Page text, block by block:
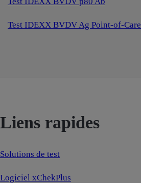
Test IDEXX BVDV Ag Point-of-Care
Liens rapides
Solutions de test
Logiciel xChekPlus